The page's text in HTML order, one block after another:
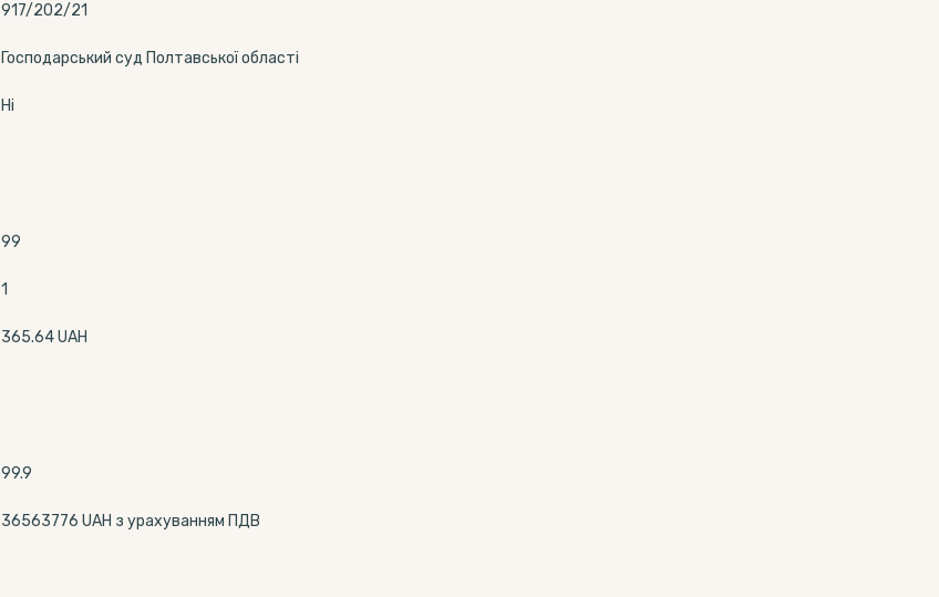
917/202/21
Господарський суд Полтавської області
Ні
99
1
365.64 UAH
99.9
36563776 UAH з урахуванням ПДВ